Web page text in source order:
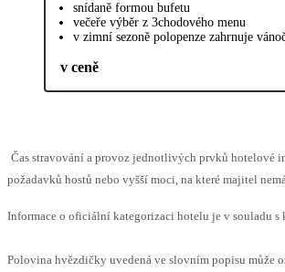
snídaně formou bufetu
večeře výběr z 3chodového menu
v zimní sezoně polopenze zahrnuje
v ceně
Čas stravování a provoz jednotlivých prvků hotelové
požadavků hostů nebo vyšší moci, na které majitel
Informace o oficiální kategorizaci hotelu je v souladu
Polovina hvězdičky uvedená ve slovním popisu může